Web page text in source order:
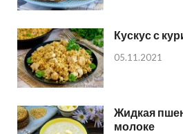
Кускус с
05.11.2021
Жидкая
молоке